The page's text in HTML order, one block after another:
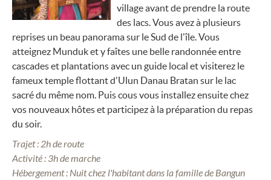
village avant de prendre la route
des lacs. Vous avez à plusieurs
reprises un beau panorama sur le Sud de l'île. Vous
atteignez Munduk et y faîtes une belle randonnée entre
cascades et plantations avec un guide local et visiterez le
fameux temple flottant d'Ulun Danau Bratan sur le lac
sacré du même nom. Puis cous vous installez ensuite chez
vos nouveaux hôtes et participez à la préparation du repas
du soir.
Trajet : 2h de route
Activité : 3h de marche
Hébergement : Nuit chez l'habitant dans la famille de Bangun